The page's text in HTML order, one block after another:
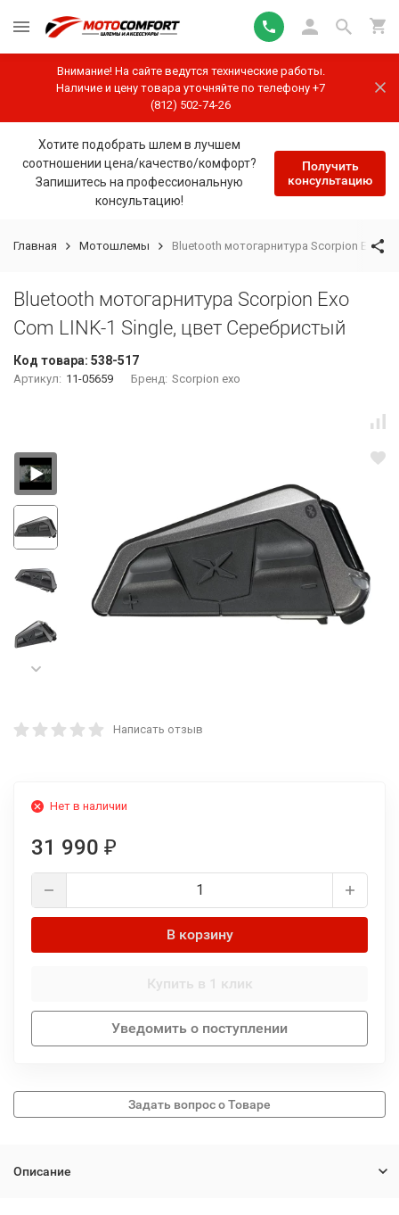
Внимание! На сайте ведутся технические работы.
Наличие и цену товара уточняйте по телефону +7
(812) 502-74-26
Хотите подобрать шлем в лучшем
соотношении цена/качество/комфорт?
Запишитесь на профессиональную
консультацию!
Получить
консультацию
Главная Мотошлемы Bluetooth мотогарнитура Scorpion Exo
Bluetooth мотогарнитура Scorpion Exo
Com LINK-1 Single, цвет Серебристый
Код товара: 538-517
Артикул: 11-05659 Бренд: Scorpion exo
Написать отзыв
Нет в наличии
31 990 ₽
В корзину
Купить в 1 клик
Уведомить о поступлении
Описание